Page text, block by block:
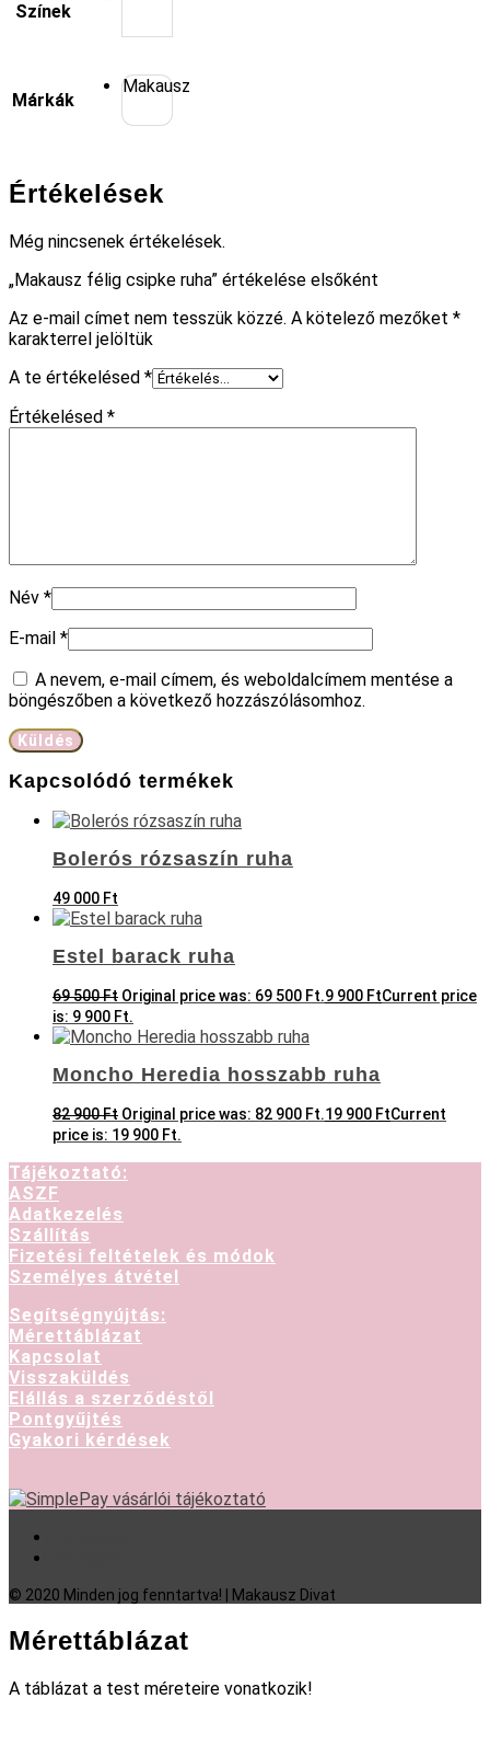
Színek
Márkák
Makausz
Értékelések
Még nincsenek értékelések.
„Makausz félig csipke ruha” értékelése elsőként
Az e-mail címet nem tesszük közzé. A kötelező mezőket *
karakterrel jelöltük
A te értékelésed *
Értékelésed *
Név *
E-mail *
A nevem, e-mail címem, és weboldalcímem mentése a
böngészőben a következő hozzászólásomhoz.
Kapcsolódó termékek
Bolerós rózsaszín ruha
49 000 Ft
Estel barack ruha
69 500Ft Original price was: 69 500 Ft.9 900 FtCurrent price
is: 9 900 Ft.
Moncho Heredia hosszabb ruha
82 900Ft Original price was: 82 900 Ft.19 900 FtCurrent
price is: 19 900 Ft.
Tájékoztató:
ASZF
Adatkezelés
Szállítás
Fizetési feltételek és módok
Személyes átvétel
Segítségnyújtás:
Mérettáblázat
Kapcsolat
Visszaküldés
Elállás a szerződéstől
Pontgyűjtés
Gyakori kérdések
© 2020 Minden jog fenntartva! | Makausz Divat
Mérettáblázat
A táblázat a test méreteire vonatkozik!